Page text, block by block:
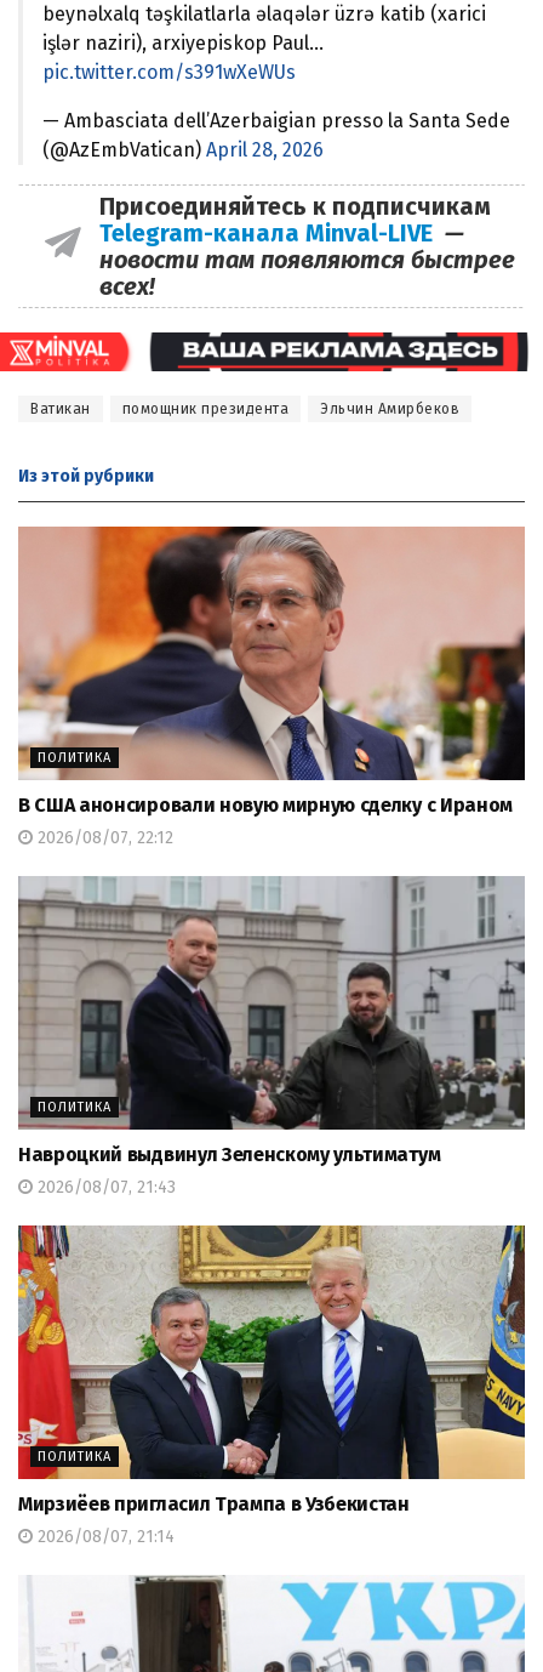
beynəlxalq təşkilatlarla əlaqələr üzrə katib (xarici
işlər naziri), arxiyepiskop Paul…
pic.twitter.com/s391wXeWUs
— Ambasciata dell’Azerbaigian presso la Santa Sede
(@AzEmbVatican) April 28, 2026
Присоединяйтесь к подписчикам
Telegram-канала Minval-LIVE —
новости там появляются быстрее
всех!
Ватикан помощник президента Эльчин Амирбеков
Из этой рубрики
ПОЛИТИКА
В США анонсировали новую мирную сделку с Ираном
2026/08/07, 22:12
ПОЛИТИКА
Навроцкий выдвинул Зеленскому ультиматум
2026/08/07, 21:43
ПОЛИТИКА
Мирзиёев пригласил Трампа в Узбекистан
2026/08/07, 21:14